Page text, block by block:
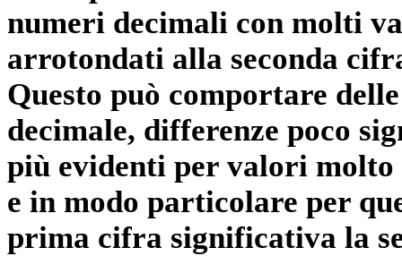
numeri decimali con molti
arrotondati alla seconda
Questo può comportare
decimale, differenze poco
più evidenti per valori
e in modo particolare per
prima cifra significativa la